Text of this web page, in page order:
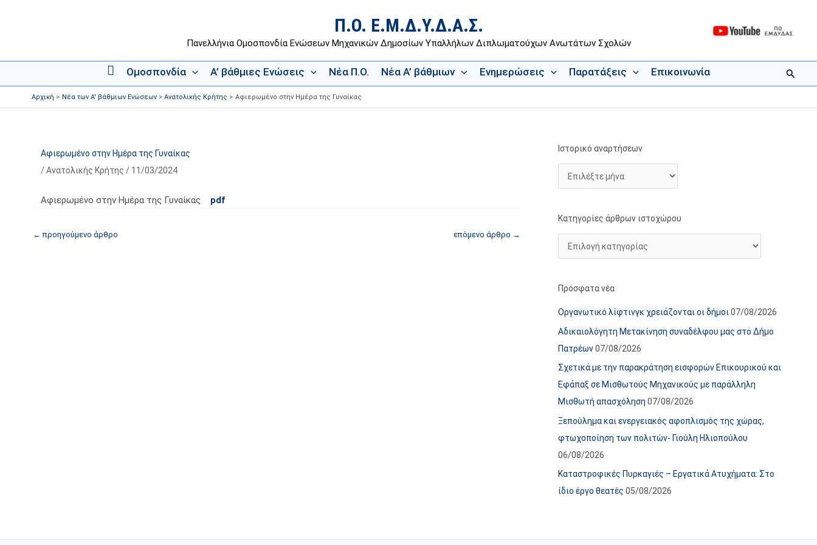
Π.Ο. Ε.Μ.Δ.Υ.Δ.Α.Σ.
Πανελλήνια Ομοσπονδία Ενώσεων Μηχανικών Δημοσίων Υπαλλήλων Διπλωματούχων Ανωτάτων Σχολών
Α
ρ
χ
Ομοσπονδία Α’ βάθμιες Ενώσεις Νέα Π.Ο. Νέα Α’ βάθμιων Ενημερώσεις Παρατάξεις Επικοινωνία
Αρχική Νέα των Α' βάθμιων Ενώσεων Ανατολικής Κρήτης Αφιερωμένο στην Ημέρα της Γυναίκας
Αφιερωμένο στην Ημέρα της Γυναίκας
/Ανατολικής Κρήτης / 11/03/2024
Αφιερωμένο στην Ημέρα της Γυναίκας pdf
← προηγούμενο άρθρο επόμενο άρθρο →
Ιστορικό αναρτήσεων
Ι
σ
ρ
ι
α
ρ
τ
ή
σ
ε
ω
ν
Κατηγορίες άρθρων ιστοχώρου
Κ
α
γ
ο
ε
ρ
θ
ρ
ω
ν
ι
σ
τ
ο
χ
ο
Πρόσφατα νέα
Οργανωτικό λίφτινγκ χρειάζονται οι δήμοι07/08/2026
Αδικαιολόγητη Μετακίνηση συναδέλφου μας στο Δήμο
Πατρέων07/08/2026
Σχετικά με την παρακράτηση εισφορών Επικουρικού και
Εφάπαξ σε Μισθωτούς Μηχανικούς με παράλληλη
Μισθωτή απασχόληση 07/08/2026
Ξεπούλημα και ενεργειακός αφοπλισμός της χώρας,
φτωχοποίηση των πολιτών- Γιούλη Ηλιοπούλου
06/08/2026
Καταστροφικές Πυρκαγιές – Εργατικά Ατυχήματα: Στο
ίδιο έργο θεατές 05/08/2026